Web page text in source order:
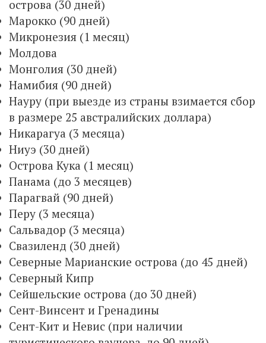
острова (30 дней)
Марокко (90 дней)
Микронезия (1 месяц)
Молдова
Монголия (30 дней)
Намибия (90 дней)
Науру (при выезде из страны взимается сбор
в размере 25 австралийских доллара)
Никарагуа (3 месяца)
Ниуэ (30 дней)
Острова Кука (1 месяц)
Панама (до 3 месяцев)
Парагвай (90 дней)
Перу (3 месяца)
Сальвадор (3 месяца)
Свазиленд (30 дней)
Северные Марианские острова (до 45 дней)
Северный Кипр
Сейшельские острова (до 30 дней)
Сент-Винсент и Гренадины
Сент-Кит и Невис (при наличии